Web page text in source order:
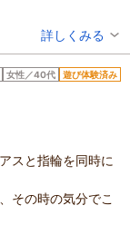
！！四条河原町の
を作ろう！お友達
迎！京都観光にも
詳しくみる
女性／40代 遊び体験済み
スと指輪を同時に
その時の気分でこ